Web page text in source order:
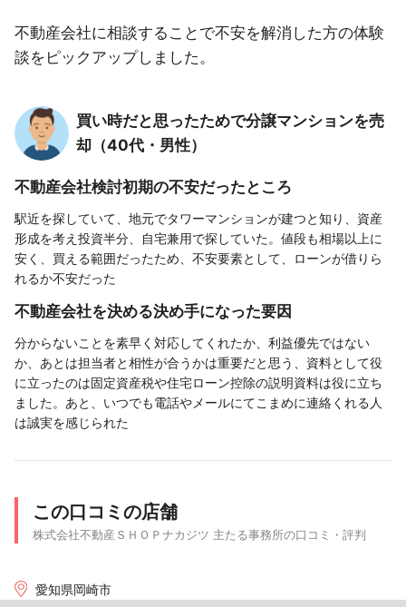
不動産会社に相談することで不安を解消した方の体験
談をピックアップしました。
買い時だと思ったためで分譲マンションを売
却（40代・男性）
不動産会社検討初期の不安だったところ
駅近を探していて、地元でタワーマンションが建つと知り、資産
形成を考え投資半分、自宅兼用で探していた。値段も相場以上に
安く、買える範囲だったため、不安要素として、ローンが借りら
れるか不安だった
不動産会社を決める決め手になった要因
分からないことを素早く対応してくれたか、利益優先ではない
か、あとは担当者と相性が合うかは重要だと思う、資料として役
に立ったのは固定資産税や住宅ローン控除の説明資料は役に立ち
ました。あと、いつでも電話やメールにてこまめに連絡くれる人
は誠実を感じられた
この口コミの店舗
株式会社不動産ＳＨＯＰナカジツ 主たる事務所の口コミ・評判
愛知県岡崎市